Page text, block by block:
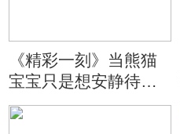
《精彩一刻》当熊猫
宝宝只是想安静待会
儿